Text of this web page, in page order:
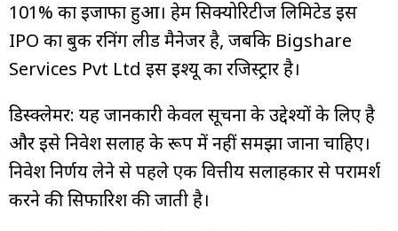
101% का इजाफा हुआ। हेम सिक्योरिटीज लिमिटेड इस
IPO का बुक रनिंग लीड मैनेजर है, जबकि Bigshare
Services Pvt Ltd इस इश्यू का रजिस्ट्रार है।
डिस्क्लेमर: यह जानकारी केवल सूचना के उद्देश्यों के लिए है
और इसे निवेश सलाह के रूप में नहीं समझा जाना चाहिए।
निवेश निर्णय लेने से पहले एक वित्तीय सलाहकार से परामर्श
करने की सिफारिश की जाती है।